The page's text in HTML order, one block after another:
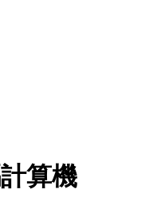
算機